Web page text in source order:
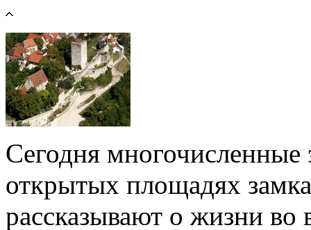
Сегодня многочисленные
открытых площадях
рассказывают о жизни